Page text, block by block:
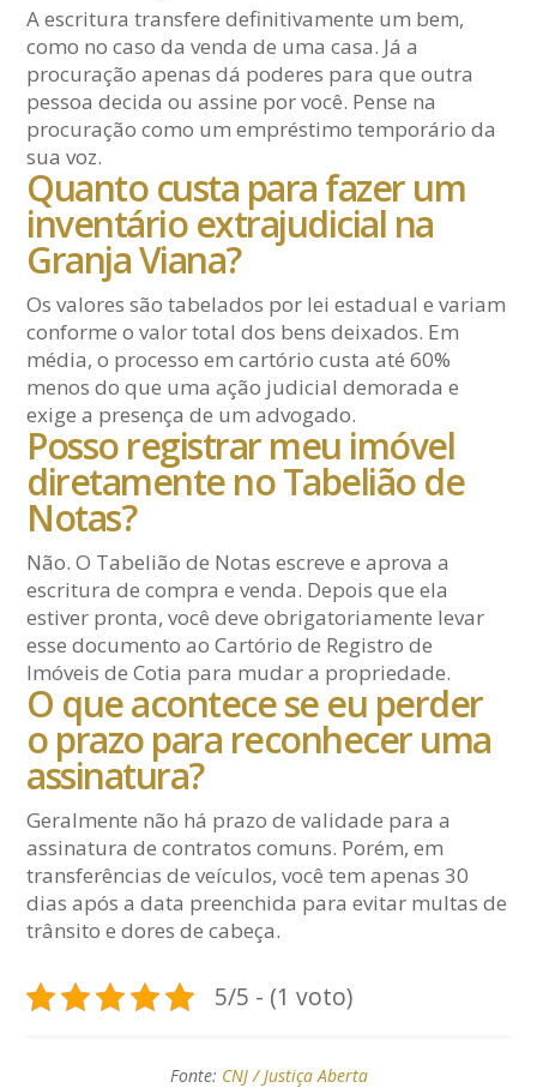
A escritura transfere definitivamente um bem,
como no caso da venda de uma casa. Já a
procuração apenas dá poderes para que outra
pessoa decida ou assine por você. Pense na
procuração como um empréstimo temporário da
sua voz.
Quanto custa para fazer um
inventário extrajudicial na
Granja Viana?
Os valores são tabelados por lei estadual e variam
conforme o valor total dos bens deixados. Em
média, o processo em cartório custa até 60%
menos do que uma ação judicial demorada e
exige a presença de um advogado.
Posso registrar meu imóvel
diretamente no Tabelião de
Notas?
Não. O Tabelião de Notas escreve e aprova a
escritura de compra e venda. Depois que ela
estiver pronta, você deve obrigatoriamente levar
esse documento ao Cartório de Registro de
Imóveis de Cotia para mudar a propriedade.
O que acontece se eu perder
o prazo para reconhecer uma
assinatura?
Geralmente não há prazo de validade para a
assinatura de contratos comuns. Porém, em
transferências de veículos, você tem apenas 30
dias após a data preenchida para evitar multas de
trânsito e dores de cabeça.
5/5 - (1 voto)
Fonte: CNJ / Justiça Aberta